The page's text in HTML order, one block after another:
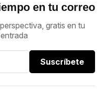
en tu correo
gratis en tu
Suscríbete